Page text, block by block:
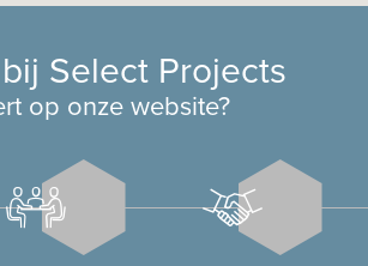
Select Projects
op onze website?